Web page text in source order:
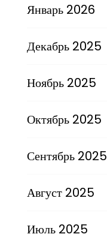
Январь 2026
Декабрь 2025
Ноябрь 2025
Октябрь 2025
Сентябрь 2025
Август 2025
Июль 2025